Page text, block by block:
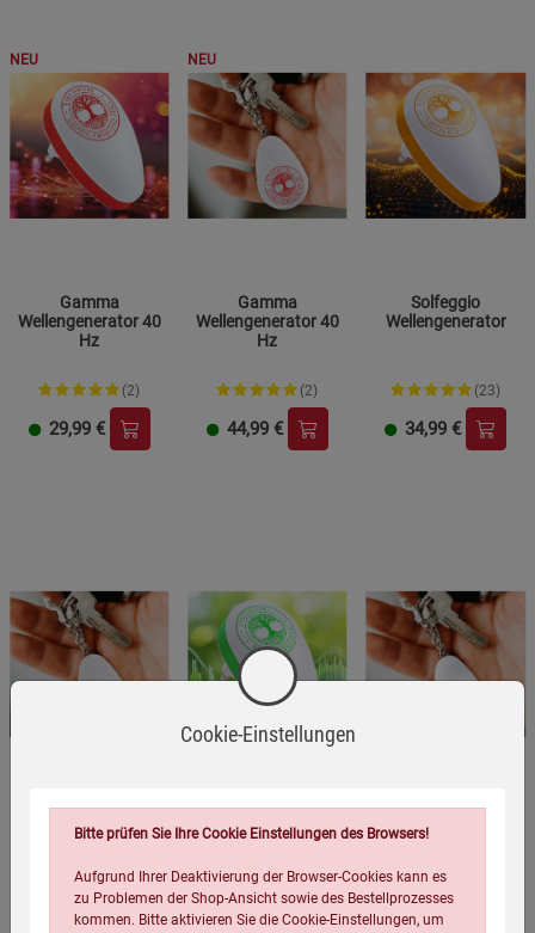
NEU
Gamma
Wellengenerator 40
Hz
(2)
29,99 €
NEU
Gamma
Wellengenerator 40
Hz
(2)
44,99 €
Solfeggio
Wellengenerator
(23)
34,99 €
Wellengenerator
(5)
Cookie-Einstellungen
Bitte prüfen Sie Ihre Cookie Einstellungen des Browsers!
Aufgrund Ihrer Deaktivierung der Browser-Cookies kann es
zu Problemen der Shop-Ansicht sowie des Bestellprozesses
kommen. Bitte aktivieren Sie die Cookie-Einstellungen, um